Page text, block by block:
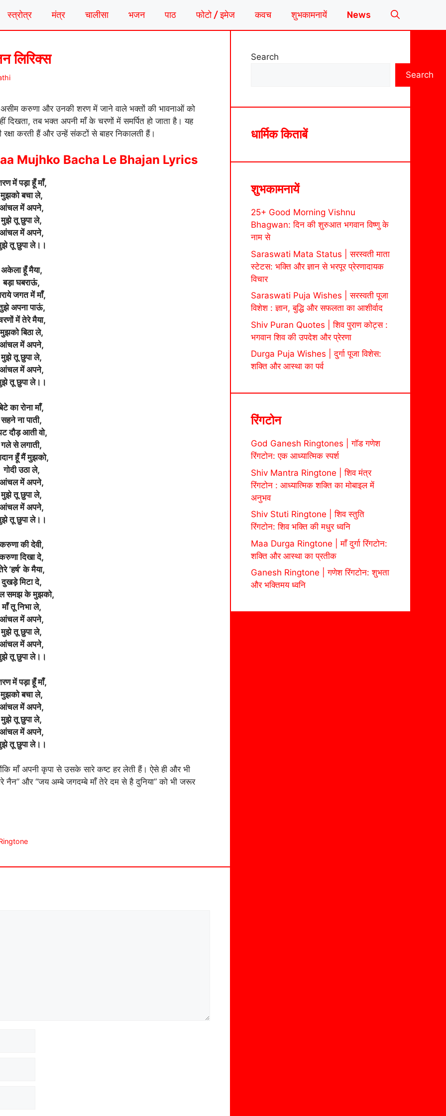
स्त्रोत्र मंत्र चालीसा भजन पाठ फोटो / इमेज कवच शुभकामनायें News
लिरिक्स
करुणा और उनकी शरण में जाने वाले भक्तों की भावनाओं को
तब भक्त अपनी माँ के चरणों में समर्पित हो जाता है। यह
करती हैं और उन्हें संकटों से बाहर निकालती हैं।
Mujhko Bacha Le Bhajan Lyrics
में पड़ा हूँ माँ,
मुझको बचा ले,
आंचल में अपने,
मुझे तू छुपा ले,
आंचल में अपने,
तू छुपा ले।।
अकेला हूँ मैया,
बड़ा घबराऊं,
जगत में माँ,
अपना पाऊं,
में तेरे मैया,
मुझको बिठा ले,
आंचल में अपने,
मुझे तू छुपा ले,
आंचल में अपने,
तू छुपा ले।।
का रोना माँ,
सहने ना पाती,
दौड़ आती वो,
गले से लगाती,
हूँ मैं मुझको,
गोदी उठा ले,
आंचल में अपने,
मुझे तू छुपा ले,
आंचल में अपने,
तू छुपा ले।।
की देवी,
दिखा दे,
‘हर्ष’ के मैया,
दुखड़े मिटा दे,
समझ के मुझको,
माँ तू निभा ले,
आंचल में अपने,
मुझे तू छुपा ले,
आंचल में अपने,
तू छुपा ले।।
में पड़ा हूँ माँ,
मुझको बचा ले,
आंचल में अपने,
मुझे तू छुपा ले,
आंचल में अपने,
तू छुपा ले।।
माँ अपनी कृपा से उसके सारे कष्ट हर लेती हैं। ऐसे ही और भी
नैन” और “जय अम्बे जगदम्बे माँ तेरे दम से है दुनिया” को भी जरूर
Search
Search
धार्मिक किताबें
शुभकामनायें
25+ Good Morning Vishnu
Bhagwan: दिन की शुरुआत भगवान विष्णु के
नाम से
Saraswati Mata Status | सरस्वती माता
स्टेटस: भक्ति और ज्ञान से भरपूर प्रेरणादायक
विचार
Saraswati Puja Wishes | सरस्वती पूजा
विशेश : ज्ञान, बुद्धि और सफलता का आशीर्वाद
Shiv Puran Quotes | शिव पुराण कोट्स :
भगवान शिव की उपदेश और प्रेरणा
Durga Puja Wishes | दुर्गा पूजा विशेस:
शक्ति और आस्था का पर्व
रिंगटोन
God Ganesh Ringtones | गॉड गणेश
रिंगटोन: एक आध्यात्मिक स्पर्श
Shiv Mantra Ringtone | शिव मंत्र
रिंगटोन : आध्यात्मिक शक्ति का मोबाइल में
अनुभव
Shiv Stuti Ringtone | शिव स्तुति
रिंगटोन: शिव भक्ति की मधुर ध्वनि
Maa Durga Ringtone | माँ दुर्गा रिंगटोन:
शक्ति और आस्था का प्रतीक
Ganesh Ringtone | गणेश रिंगटोन: शुभता
और भक्तिमय ध्वनि